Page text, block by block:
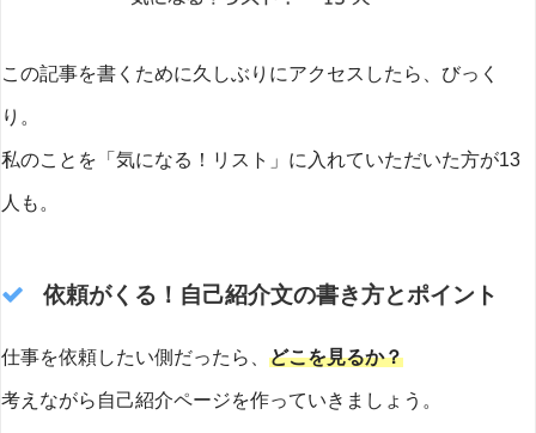
この記事を書くために久しぶりにアクセスしたら、びっく
り。
私のことを「気になる！リスト」に入れていただいた方が13
人も。
依頼がくる！自己紹介文の書き方とポイント
仕事を依頼したい側だったら、 どこを見るか？
考えながら自己紹介ページを作っていきましょう。